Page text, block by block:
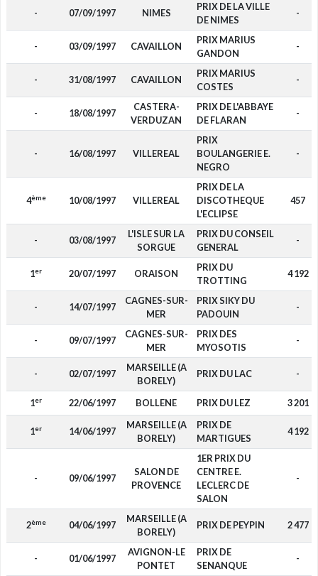
- 07/09/1997 NIMES
PRIX DE LA VILLE
DE NIMES
-
- 03/09/1997 CAVAILLON
PRIX MARIUS
GANDON
-
- 31/08/1997 CAVAILLON
PRIX MARIUS
COSTES
-
- 18/08/1997
CASTERA-
VERDUZAN
PRIX DE L'ABBAYE
DE FLARAN
-
- 16/08/1997 VILLEREAL
PRIX
BOULANGERIE E.
NEGRO
-
4ème 10/08/1997 VILLEREAL
PRIX DE LA
DISCOTHEQUE
L'ECLIPSE
457
- 03/08/1997
L'ISLE SUR LA
SORGUE
PRIX DU CONSEIL
GENERAL
-
1er 20/07/1997 ORAISON
PRIX DU
TROTTING
4 192
- 14/07/1997
CAGNES-SUR-
MER
PRIX SIKY DU
PADOUIN
-
- 09/07/1997
CAGNES-SUR-
MER
PRIX DES
MYOSOTIS
-
- 02/07/1997
MARSEILLE (A
BORELY)
PRIX DU LAC -
1er 22/06/1997 BOLLENE PRIX DU LEZ 3 201
1er 14/06/1997
MARSEILLE (A
BORELY)
PRIX DE
MARTIGUES
4 192
- 09/06/1997
SALON DE
PROVENCE
1ER PRIX DU
CENTRE E.
LECLERC DE
SALON
-
2ème 04/06/1997
MARSEILLE (A
BORELY)
PRIX DE PEYPIN 2 477
- 01/06/1997
AVIGNON-LE
PONTET
PRIX DE
SENANQUE
-